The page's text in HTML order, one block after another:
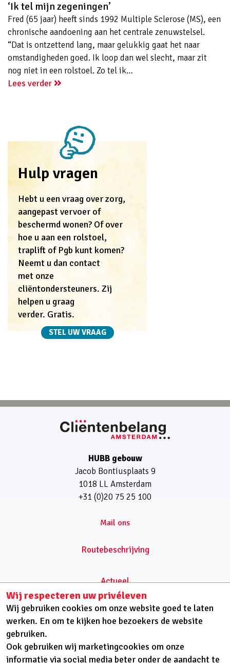
Wij respecteren uw privéleven
Wij gebruiken cookies om onze website goed te laten
werken. En om te kijken hoe bezoekers de website
gebruiken.
Ook gebruiken wij marketingcookies om onze
informatie via social media beter onder de aandacht te
‘Ik tel mijn zegeningen’
Fred (65 jaar) heeft sinds 1992 Multiple Sclerose (MS), een
chronische aandoening aan het centrale zenuwstelsel.
“Dat is ontzettend lang, maar gelukkig gaat het naar
omstandigheden goed. Ik loop dan wel slecht, maar zit
nog niet in een rolstoel. Zo tel ik…
Lees verder
Hulp vragen
Hebt u een vraag over zorg,
aangepast vervoer of
beschermd wonen? Of over
hoe u aan een rolstoel,
traplift of Pgb kunt komen?
Neemt u dan contact
met onze
cliëntondersteuners. Zij
helpen u graag
verder. Gratis.
STEL UW VRAAG
HUBB gebouw
Jacob Bontiusplaats 9
1018 LL Amsterdam
+31 (0)20 75 25 100
Routebeschrijving
Actueel
Cliëntondersteuning
Onderwerp
Onderzoek
Over ons